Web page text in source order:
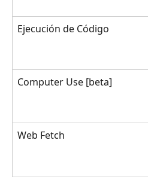
Ejecución de Código
Computer Use [beta]
Web Fetch